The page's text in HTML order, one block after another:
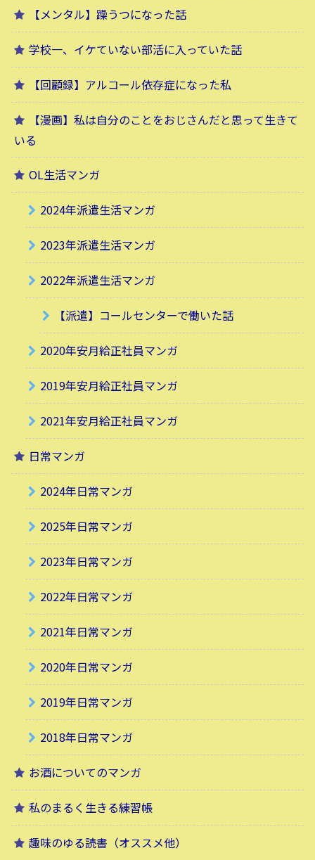
【メンタル】躁うつになった話
学校一、イケていない部活に入っていた話
【回顧録】アルコール依存症になった私
【漫画】私は自分のことをおじさんだと思って生きて
いる
OL生活マンガ
2024年派遣生活マンガ
2023年派遣生活マンガ
2022年派遣生活マンガ
【派遣】コールセンターで働いた話
2020年安月給正社員マンガ
2019年安月給正社員マンガ
2021年安月給正社員マンガ
日常マンガ
2024年日常マンガ
2025年日常マンガ
2023年日常マンガ
2022年日常マンガ
2021年日常マンガ
2020年日常マンガ
2019年日常マンガ
2018年日常マンガ
お酒についてのマンガ
私のまるく生きる練習帳
趣味のゆる読書（オススメ他）